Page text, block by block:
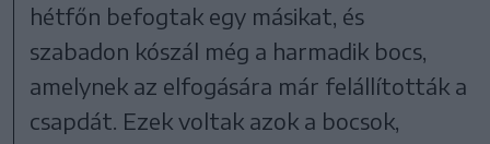
hétfőn befogtak egy másikat, és
szabadon kószál még a harmadik bocs,
amelynek az elfogására már felállították a
csapdát. Ezek voltak azok a bocsok,